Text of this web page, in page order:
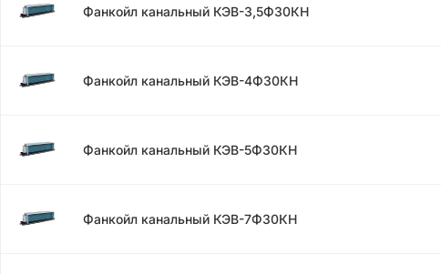
Фанкойл канальный КЭВ-3,5Ф30КН
Фанкойл канальный КЭВ-4Ф30КН
Фанкойл канальный КЭВ-5Ф30КН
Фанкойл канальный КЭВ-7Ф30КН